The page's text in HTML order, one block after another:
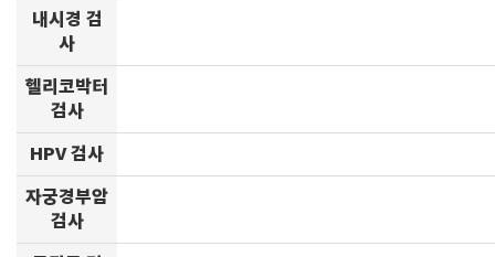
내시경 검
사
헬리코박터
검사
HPV 검사
자궁경부암
검사